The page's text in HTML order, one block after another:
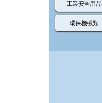
工業安全用品
環保機械類